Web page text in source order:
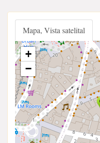
Mapa, Vista satelital
+
−